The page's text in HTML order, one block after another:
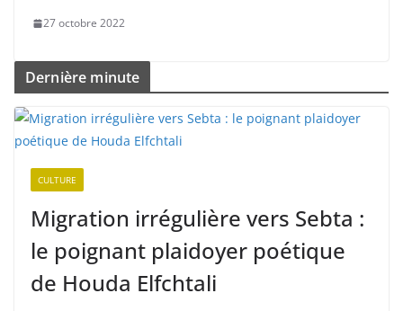
27 octobre 2022
Dernière minute
CULTURE
Migration irrégulière vers Sebta :
le poignant plaidoyer poétique
de Houda Elfchtali